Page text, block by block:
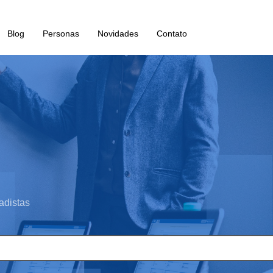
Blog Personas Novidades Contato